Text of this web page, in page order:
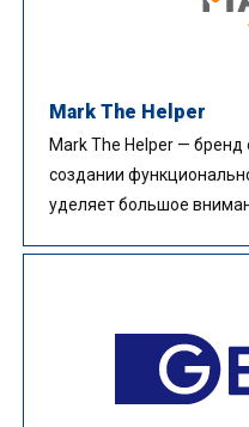
Mark The Helper
Mark The Helper —
создании
уделяет большое